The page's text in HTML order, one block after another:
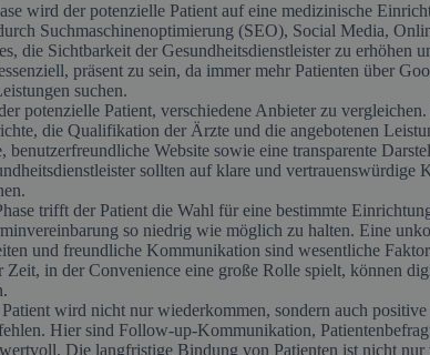
wird der potenzielle Patient auf eine medizinische
Suchmaschinenoptimierung (SEO), Social Media,
die Sichtbarkeit der Gesundheitsdienstleister zu erhöhen
präsent zu sein, da immer mehr Patienten über
suchen.
potenzielle Patient, verschiedene Anbieter zu
die Qualifikation der Ärzte und die angebotenen
Website sowie eine transparente
sollten auf klare und vertrauenswürdige
trifft der Patient die Wahl für eine bestimmte
so niedrig wie möglich zu halten. Eine
und freundliche Kommunikation sind wesentliche
Zeit, in der Convenience eine große Rolle spielt, können
wird nicht nur wiederkommen, sondern auch
Hier sind Follow-up-Kommunikation,
Die langfristige Bindung von Patienten ist nicht